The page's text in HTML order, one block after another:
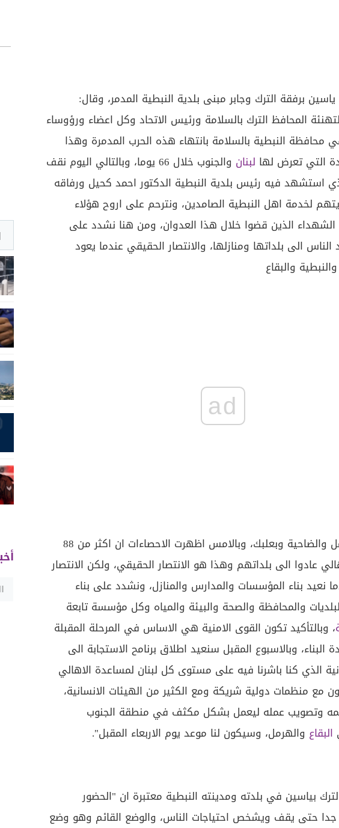
برفقة الترك وجابر مبنى بلدية النبطية المدمر، وقال:
لتهنئة المحافظ الترك بالسلامة ورئيس الاتحاد وكل اعضاء ورؤوساء
محافظة النبطية بالسلامة بانتهاء هذه الحرب المدمرة وهذا
التي تعرض لها لبنان
والجنوب خلال 66 يوما، وبالتالي اليوم نقف
استشهد فيه رئيس بلدية النبطية الدكتور احمد كحيل ورفاقه
لخدمة اهل النبطية الصامدين، ونترحم على اروح هؤلاء
الذين قضوا خلال هذا العدوان، ومن هنا نشدد على
الى بلداتها ومنازلها، والانتصار الحقيقي عندما يعود
والبقاع
ad
والهرمل والضاحية وبعلبك، وبالامس اظهرت الاحصاءات ان اكثر من 88
عادوا الى بلداتهم وهذا هو الانتصار الحقيقي، ولكن الانتصار
نعيد بناء المؤسسات والمدارس والمنازل، ونشدد على بناء
والمحافظة والصحة والبيئة والمياه وكل مؤسسة تابعة
، وبالتأكيد تكون القوى الامنية هي الاساس في المرحلة المقبلة
البناء، وبالاسبوع المقبل سنعيد اطلاق برنامح الاستجابة الى
الذي كنا باشرنا فيه على مستوى كل لبنان لمساعدة الاهالي
مع منظمات دولية شريكة ومع الكثير من الهيئات الانسانية،
وتصويب عمله ليعمل بشكل مكثف في منطقة الجنوب
البقاع والهرمل، وسيكون لنا موعد يوم الاربعاء المقبل".
بياسين في بلدته ومدينته النبطية معتبرة ان "الحضور
حتى يقف ويشخص احتياجات الناس، والوضع القائم وهو وضع